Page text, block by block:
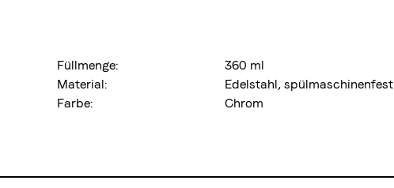
Füllmenge:
360 ml
Material:
Edelstahl, spülmaschinenfest
Farbe:
Chrom